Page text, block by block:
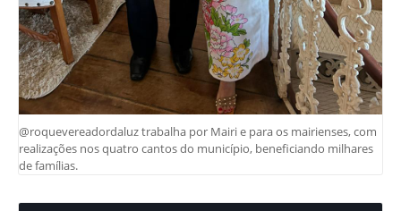
@roquevereadordaluz trabalha por Mairi e para os mairienses, com
realizações nos quatro cantos do município, beneficiando milhares
de famílias.